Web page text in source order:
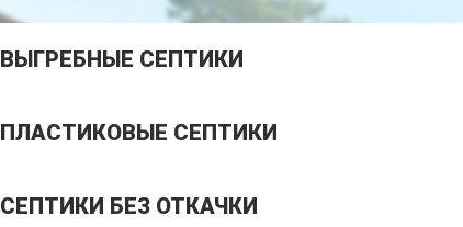
ВЫГРЕБНЫЕ СЕПТИКИ
ПЛАСТИКОВЫЕ СЕПТИКИ
СЕПТИКИ БЕЗ ОТКАЧКИ